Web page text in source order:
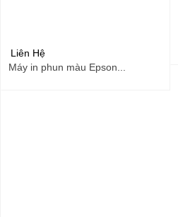
Liên Hệ
Máy in phun màu Epson...